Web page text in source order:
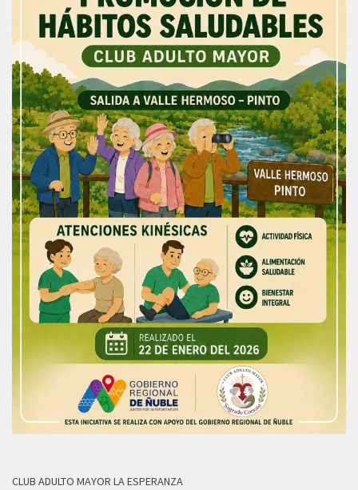
CLUB ADULTO MAYOR LA ESPERANZA